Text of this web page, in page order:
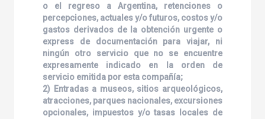
o el regreso a Argentina, retenciones o
percepciones, actuales y/o futuros, costos y/o
gastos derivados de la obtención urgente o
express de documentación para viajar, ni
ningún otro servicio que no se encuentre
expresamente indicado en la orden de
servicio emitida por esta compañía;
2) Entradas a museos, sitios arqueológicos,
atracciones, parques nacionales, excursiones
opcionales, impuestos y/o tasas locales de